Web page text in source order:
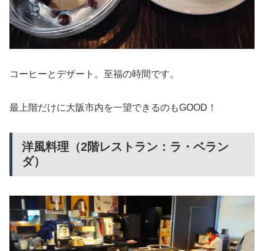
コーヒーとデザート。至福の時間です。
最上階だけに大阪市内を一望できるのもGOOD！
洋風料理（2階レストラン：ラ・ベラン
ダ）